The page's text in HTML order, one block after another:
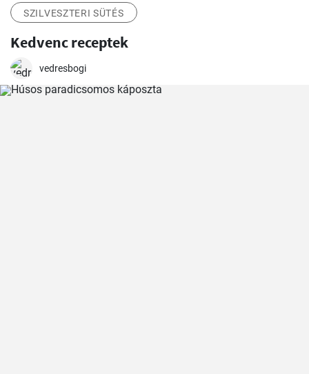
SZILVESZTERI SÜTÉS
Kedvenc receptek
vedresbogi